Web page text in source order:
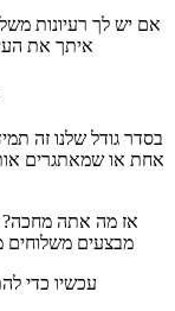
אם יש לך רעיונות
איתך את
בסדר גודל שלנו זה
אחת או שמאתגרים
אז מה אתה מחכה?
מבצעים משלוחים
עכשיו כדי